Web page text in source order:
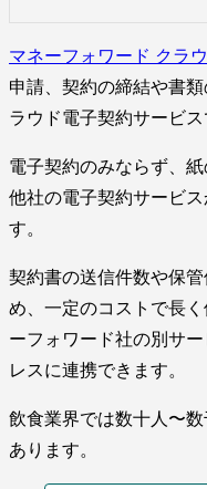
マネーフォワード クラ
申請、契約の締結や書
ラウド電子契約サービス
電子契約のみならず、
他社の電子契約サービ
す。
契約書の送信件数や保
め、一定のコストで長
ーフォワード社の別サ
レスに連携できます。
飲食業界では数十人〜
あります。